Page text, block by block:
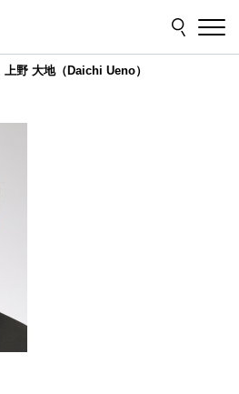
上野 大地（Daichi Ueno）